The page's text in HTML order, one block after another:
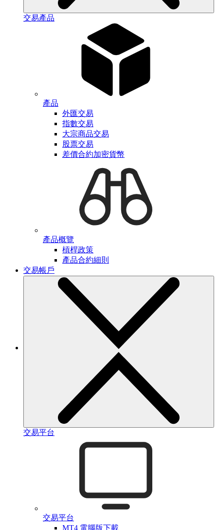
交易產品
產品
外匯交易
指數交易
大宗商品交易
股票交易
差價合約加密貨幣
產品概覽
槓桿政策
產品合約細則
交易帳戶
交易平台
交易平台
MT4 電腦版下載